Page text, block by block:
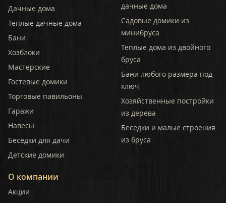
Дачные дома
Теплые дачные дома
Бани
Хозблоки
Мастерские
Гостевые домики
Торговые павильоны
Гаражи
Навесы
Беседки для дачи
Детские домики
дачные дома
Садовые домики из
минибруса
Теплые дома из двойного
бруса
Бани любого размера под
ключ
Хозяйственные постройки
из дерева
Беседки и малые строения
из бруса
О компании
Акции